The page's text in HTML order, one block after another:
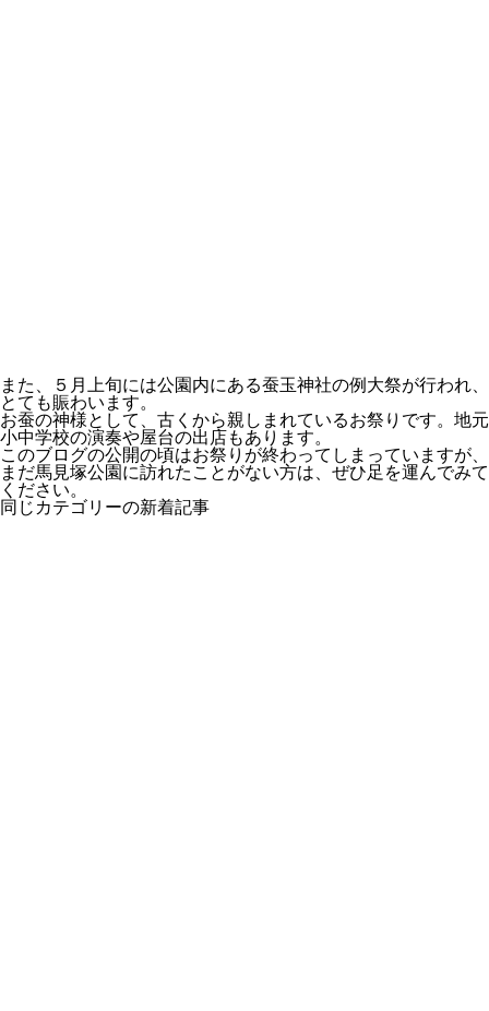
また、５月上旬には公園内にある蚕玉神社の例大祭が行われ、
とても賑わいます。
お蚕の神様として、古くから親しまれているお祭りです。地元
小中学校の演奏や屋台の出店もあります。
このブログの公開の頃はお祭りが終わってしまっていますが、
まだ馬見塚公園に訪れたことがない方は、ぜひ足を運んでみて
ください。
同じカテゴリーの新着記事